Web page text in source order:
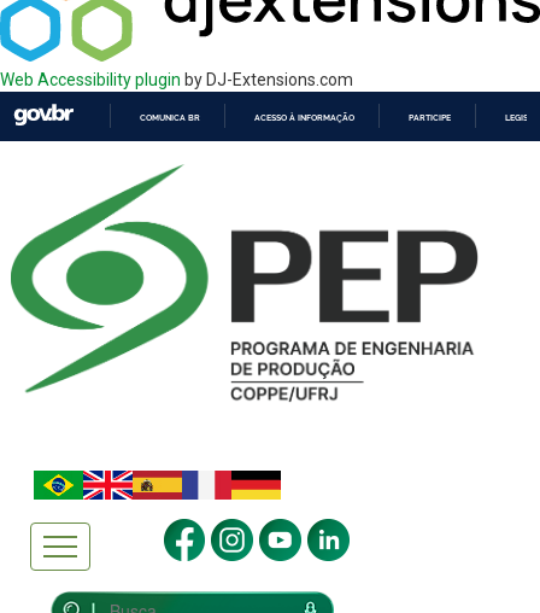
Web Accessibility plugin by DJ-Extensions.com
COMUNICA BR ACESSO À INFORMAÇÃO PARTICIPE